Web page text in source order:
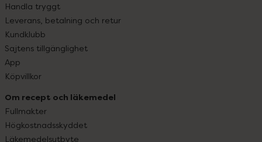
Handla tryggt
Leverans, betalning och retur
Kundklubb
Sajtens tillgänglighet
App
Köpvillkor
Om recept och läkemedel
Fullmakter
Högkostnadsskyddet
Läkemedelsutbyte